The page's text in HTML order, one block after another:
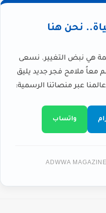
نحن هنا
هي نبض التغيير. نسعى
معاً ملامح فجر جديد يليق
عبر منصاتنا الرسمية:
واتساب
ADWWA